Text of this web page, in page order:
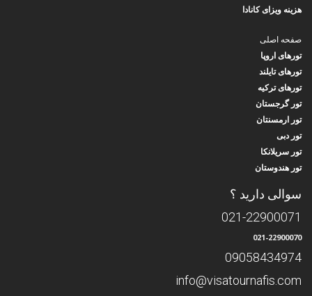
هزینه ویزای کانادا
صفحه اصلی
تورهای اروپا
تورهای تایلند
تورهای ترکیه
تور گرجستان
تور ارمسنتان
تور دبی
تور سریلانکا
تور هندوستان
سوالی دارید ؟
021-22900071
021-22900070
09058434974
info@visatournafis.com